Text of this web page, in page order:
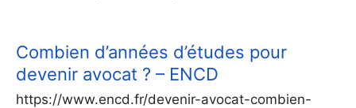
Combien d’années d’études pour
devenir avocat ? – ENCD
https://www.encd.fr/devenir-avocat-combien-